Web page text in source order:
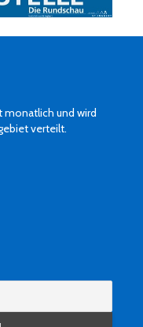
monatlich und wird
verteilt.